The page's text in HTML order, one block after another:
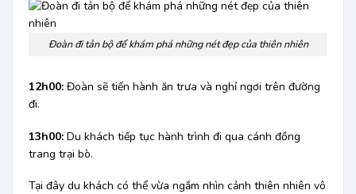
Đoàn đi tản bộ để khám phá những nét đẹp của thiên nhiên
12h00:Đoàn sẽ tiến hành ăn trưa và nghỉ ngơi trên đường
đi.
13h00:Du khách tiếp tục hành trình đi qua cánh đồng
trang trại bò.
Tại đây du khách có thể vừa ngắm nhìn cảnh thiên nhiên vô